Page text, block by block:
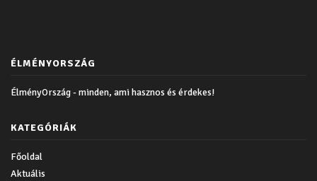
ÉLMÉNYORSZÁG
ÉlményOrszág - minden, ami hasznos és érdekes!
KATEGÓRIÁK
Főoldal
Aktuális